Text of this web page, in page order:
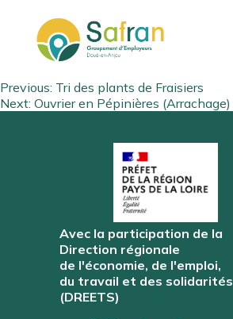
Navigation
de
Previous: Tri des plants de Fraisiers
Next: Ouvrier en Pépinières (Arrachage)
Avec la participation de la
Direction régionale
de l'économie, de l'emploi,
du travail et des solidarités
(DREETS)